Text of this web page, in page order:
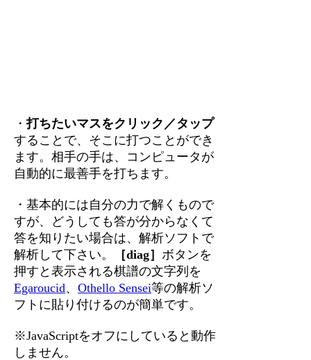
・打ちたいマスをクリック／タップ
することで、そこに打つことができ
ます。相手の手は、コンピュータが
自動的に最善手を打ちます。
・基本的には自分の力で解くもので
すが、どうしても答が分からなくて
答を知りたい場合は、解析ソフトで
解析して下さい。
［diag］ ボタンを
押すと表示される棋譜の文字列を
Egaroucid、Othello Sensei等の解析ソ
フトに貼り付けるのが簡単です。
※JavaScriptをオフにしていると動作
しません。